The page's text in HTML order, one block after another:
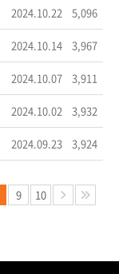
2024.10.22 5,096
2024.10.14 3,967
2024.10.07 3,911
2024.10.02 3,932
2024.09.23 3,924
9 10